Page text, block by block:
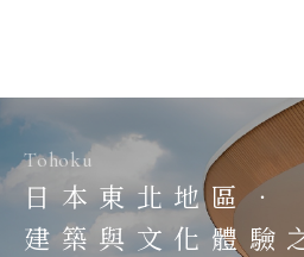
Tohoku
日本東北地區．
建築與文化體驗